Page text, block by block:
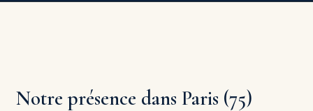
Notre présence dans Paris (75)